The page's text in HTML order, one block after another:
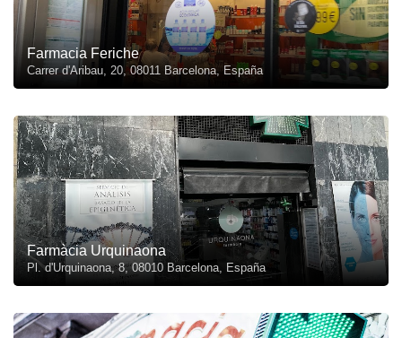
Farmacia Feriche
Carrer d'Aribau, 20, 08011 Barcelona, España
Farmàcia Urquinaona
Pl. d'Urquinaona, 8, 08010 Barcelona, España